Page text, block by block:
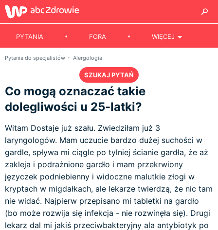
PYTANIA FORA WIĘCEJ
Pytania do specjalistów Alergologia
SZUKAJ PYTAŃ
Co mogą oznaczać takie
dolegliwości u 25-latki?
Witam Dostaje już szału. Zwiedziłam już 3
laryngologów. Mam uczucie bardzo dużej suchości w
gardle, spływa mi ciągle po tylniej ścianie gardła, że aż
zakleja i podrażnione gardło i mam przekrwiony
języczek podniebienny i widoczne malutkie złogi w
kryptach w migdałkach, ale lekarze twierdzą, że nic tam
nie widać. Najpierw przepisano mi tabletki na gardło
(bo może rozwija się infekcja - nie rozwinęła się). Drugi
lekarz dal mi jakiś przeciwbakteryjny ala antybiotyk po